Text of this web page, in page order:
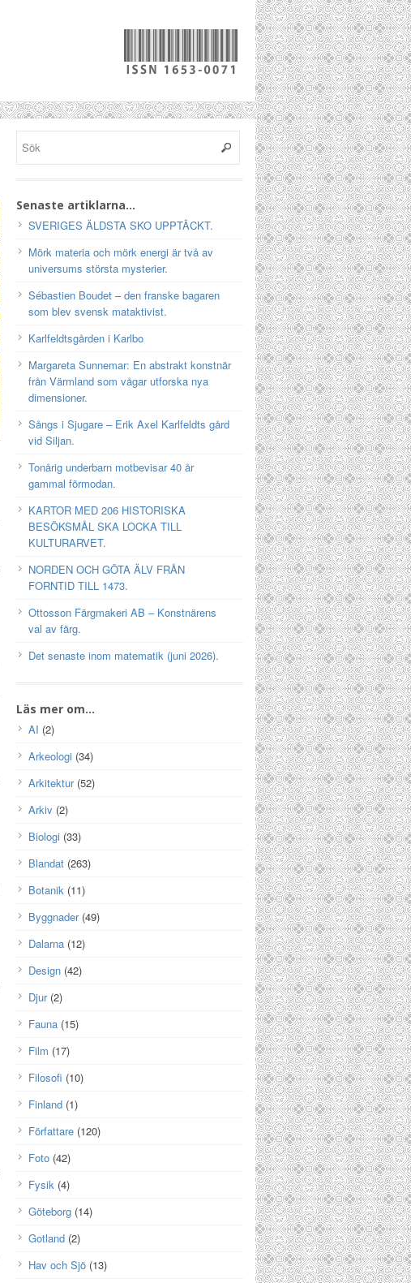
Senaste artiklarna…
SVERIGES ÄLDSTA SKO UPPTÄCKT.
Mörk materia och mörk energi är två av
universums största mysterier.
Sébastien Boudet – den franske bagaren
som blev svensk mataktivist.
Karlfeldtsgården i Karlbo
Margareta Sunnemar: En abstrakt konstnär
från Värmland som vågar utforska nya
dimensioner.
Sångs i Sjugare – Erik Axel Karlfeldts gård
vid Siljan.
Tonårig underbarn motbevisar 40 år
gammal förmodan.
KARTOR MED 206 HISTORISKA
BESÖKSMÅL SKA LOCKA TILL
KULTURARVET.
NORDEN OCH GÖTA ÄLV FRÅN
FORNTID TILL 1473.
Ottosson Färgmakeri AB – Konstnärens
val av färg.
Det senaste inom matematik (juni 2026).
Läs mer om…
AI (2)
Arkeologi (34)
Arkitektur(52)
Arkiv (2)
Biologi (33)
Blandat (263)
Botanik (11)
Byggnader(49)
Dalarna (12)
Design (42)
Djur(2)
Fauna (15)
Film (17)
Filosofi (10)
Finland (1)
Författare (120)
Foto (42)
Fysik (4)
Göteborg (14)
Gotland (2)
Hav och Sjö (13)